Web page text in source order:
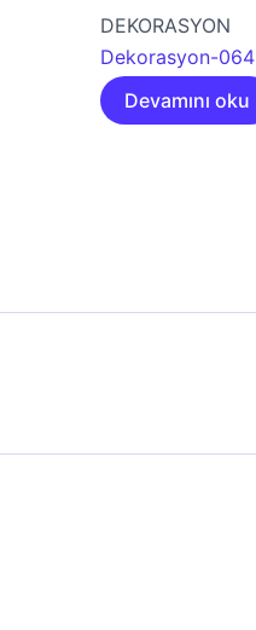
DEKORASYON
Dekorasyon-064
Devamını oku